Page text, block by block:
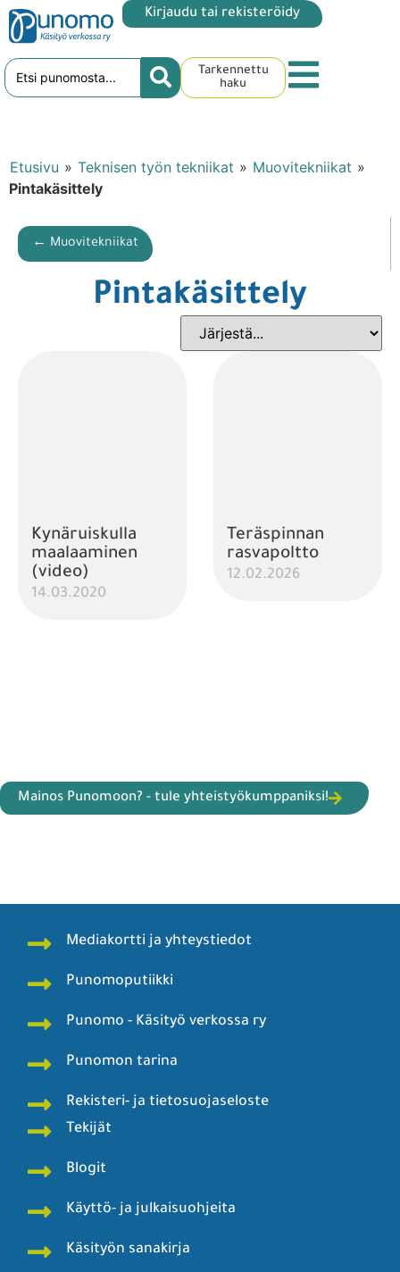
Kirjaudu tai rekisteröidy
Tarkennettu
haku
Etusivu » Teknisen työn tekniikat » Muovitekniikat »
Pintakäsittely
← Muovitekniikat
Pintakäsittely
Kynäruiskulla
maalaaminen
(video)
14.03.2020
Teräspinnan
rasvapoltto
12.02.2026
Mainos Punomoon? - tule yhteistyökumppaniksi!
Mediakortti ja yhteystiedot
Punomoputiikki
Punomo - Käsityö verkossa ry
Punomon tarina
Rekisteri- ja tietosuojaseloste
Tekijät
Blogit
Käyttö- ja julkaisuohjeita
Käsityön sanakirja